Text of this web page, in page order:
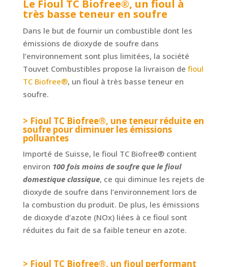
Le Fioul TC Biofree®, un fioul à
très basse teneur en soufre
Dans le but de fournir un combustible dont les
émissions de dioxyde de soufre dans
l’environnement sont plus limitées, la société
Touvet Combustibles propose la livraison de fioul
TC Biofree®, un fioul à très basse teneur en
soufre.
> Fioul TC Biofree®, une teneur réduite en
soufre pour diminuer les émissions
polluantes
Importé de Suisse, le fioul TC Biofree® contient
environ 100 fois moins de soufre que le fioul
domestique classique, ce qui diminue les rejets de
dioxyde de soufre dans l’environnement lors de
la combustion du produit. De plus, les émissions
de dioxyde d’azote (NOx) liées à ce fioul sont
réduites du fait de sa faible teneur en azote.
> Fioul TC Biofree®, un fioul performant